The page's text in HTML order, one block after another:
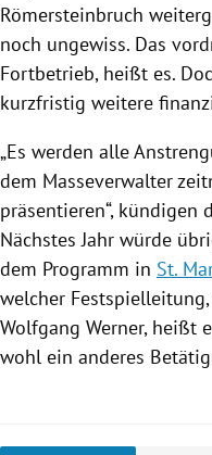
Römersteinbruch
noch ungewiss. Das
Fortbetrieb, heißt es.
kurzfristig weitere
„Es werden alle
dem Masseverwalter
präsentieren“, kündigen
Nächstes Jahr würde
dem Programm in St.
welcher
Wolfgang Werner, heißt
wohl ein anderes